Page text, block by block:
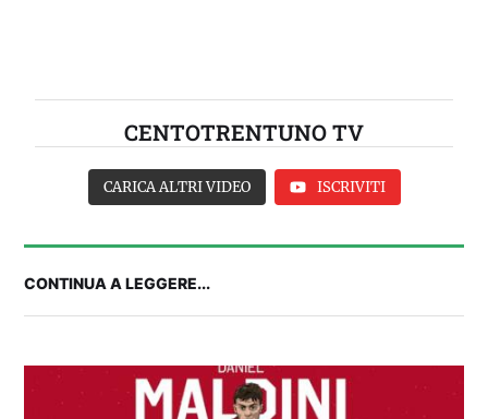
CENTOTRENTUNO TV
CARICA ALTRI VIDEO ISCRIVITI
CONTINUA A LEGGERE...